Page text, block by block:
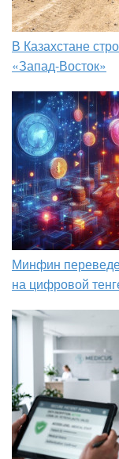
В Казахстане
«Запад-Восток»
Минфин
на цифровой